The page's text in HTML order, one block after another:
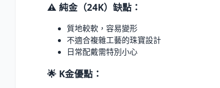
⚠️ 純金（24K）缺點：
質地較軟，容易變形
不適合複雜工藝的珠寶設計
日常配戴需特別小心
🌟 K金優點：